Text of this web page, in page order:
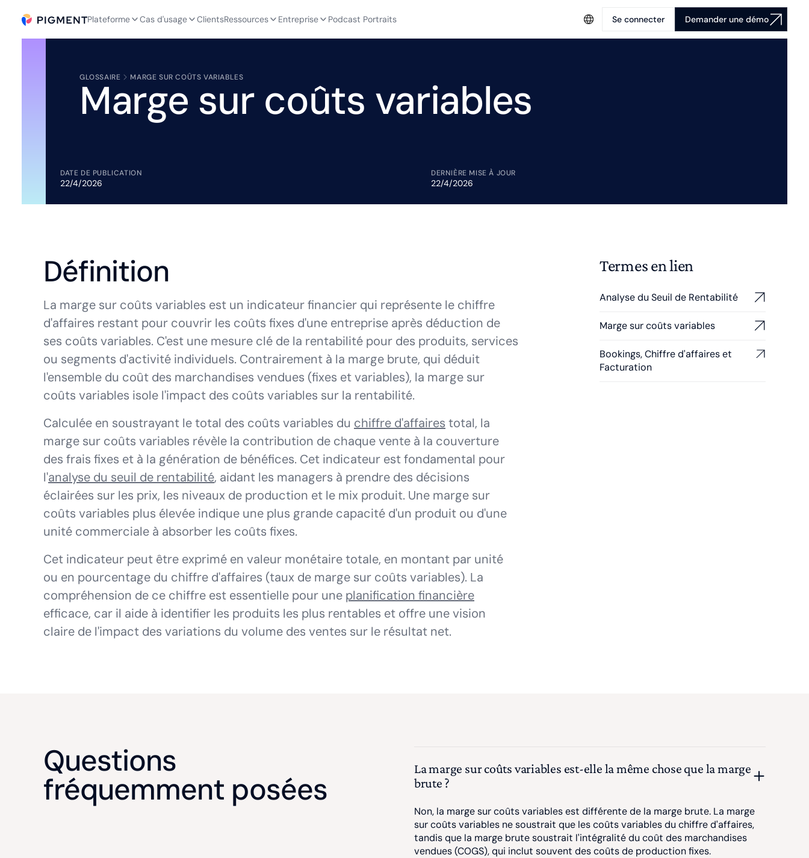
Plateforme Cas d'usage ClientsRessources Entreprise Podcast Portraits Se connecter Demander une démo
GLOSSAIRE MARGE SUR COÛTS VARIABLES
Marge sur coûts variables
DATE DE PUBLICATION
22/4/2026
DERNIÈRE MISE À JOUR
22/4/2026
Définition
La marge sur coûts variables est un indicateur financier qui représente le chiffre
d'affaires restant pour couvrir les coûts fixes d'une entreprise après déduction de
ses coûts variables. C'est une mesure clé de la rentabilité pour des produits, services
ou segments d'activité individuels. Contrairement à la marge brute, qui déduit
l'ensemble du coût des marchandises vendues (fixes et variables), la marge sur
coûts variables isole l'impact des coûts variables sur la rentabilité.
Calculée en soustrayant le total des coûts variables du chiffre d'affaires total, la
marge sur coûts variables révèle la contribution de chaque vente à la couverture
des frais fixes et à la génération de bénéfices. Cet indicateur est fondamental pour
l'analyse du seuil de rentabilité, aidant les managers à prendre des décisions
éclairées sur les prix, les niveaux de production et le mix produit. Une marge sur
coûts variables plus élevée indique une plus grande capacité d'un produit ou d'une
unité commerciale à absorber les coûts fixes.
Cet indicateur peut être exprimé en valeur monétaire totale, en montant par unité
ou en pourcentage du chiffre d'affaires (taux de marge sur coûts variables). La
compréhension de ce chiffre est essentielle pour une planification financière
efficace, car il aide à identifier les produits les plus rentables et offre une vision
claire de l'impact des variations du volume des ventes sur le résultat net.
Termes en lien
Analyse du Seuil de Rentabilité
Marge sur coûts variables
Bookings, Chiffre d'affaires et
Facturation
Questions
fréquemment posées
La marge sur coûts variables est-elle la même chose que la marge
brute ?
Non, la marge sur coûts variables est différente de la marge brute. La marge
sur coûts variables ne soustrait que les coûts variables du chiffre d'affaires,
tandis que la marge brute soustrait l'intégralité du coût des marchandises
vendues (COGS), qui inclut souvent des coûts de production fixes.